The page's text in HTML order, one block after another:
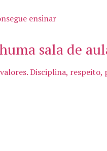
sala de
Disciplina,